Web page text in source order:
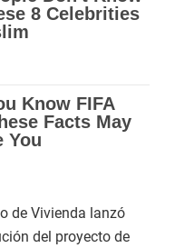
de Vivienda lanzó
del proyecto de